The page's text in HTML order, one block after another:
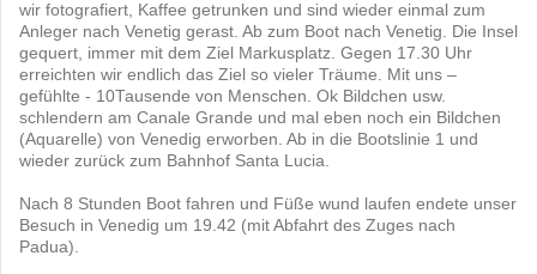
wir fotografiert, Kaffee getrunken und sind wieder einmal zum
Anleger nach Venetig gerast. Ab zum Boot nach Venetig. Die Insel
gequert, immer mit dem Ziel Markusplatz. Gegen 17.30 Uhr
erreichten wir endlich das Ziel so vieler Träume. Mit uns –
gefühlte - 10Tausende von Menschen. Ok Bildchen usw.
schlendern am Canale Grande und mal eben noch ein Bildchen
(Aquarelle) von Venedig erworben. Ab in die Bootslinie 1 und
wieder zurück zum Bahnhof Santa Lucia.
Nach 8 Stunden Boot fahren und Füße wund laufen endete unser
Besuch in Venedig um 19.42 (mit Abfahrt des Zuges nach
Padua).